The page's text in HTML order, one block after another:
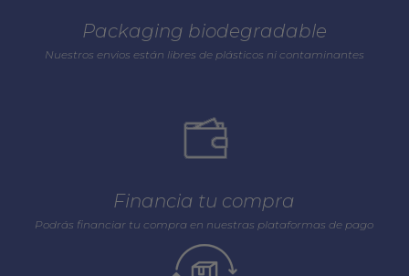
Packaging biodegradable
Nuestros envios están libres de plásticos ni contaminantes
Financia tu compra
Podrás financiar tu compra en nuestras plataformas de pago